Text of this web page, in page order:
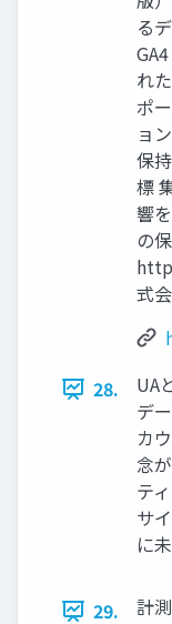
る
れ
ポ
ョ
保
標
響
の
式
28.
UA
デ
カ
念
テ
サ
に
29. 計